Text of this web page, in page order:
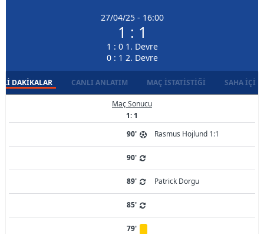
27/04/25 - 16:00
1 : 1
1 : 0 1. Devre
0 : 1 2. Devre
DAKIKALAR CANLI ANLATIM MAÇ İSTATISTIĞI SAHA İÇI
Maç Sonucu
1: 1
90'
Rasmus Hojlund 1:1
90'
89' Patrick Dorgu
85'
79'